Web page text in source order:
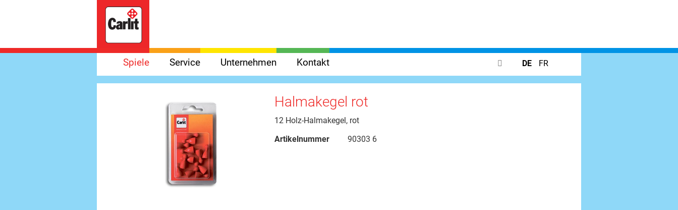
Spiele Service Unternehmen Kontakt DE FR
Halmakegel rot
12 Holz-Halmakegel, rot
Artikelnummer
90303 6